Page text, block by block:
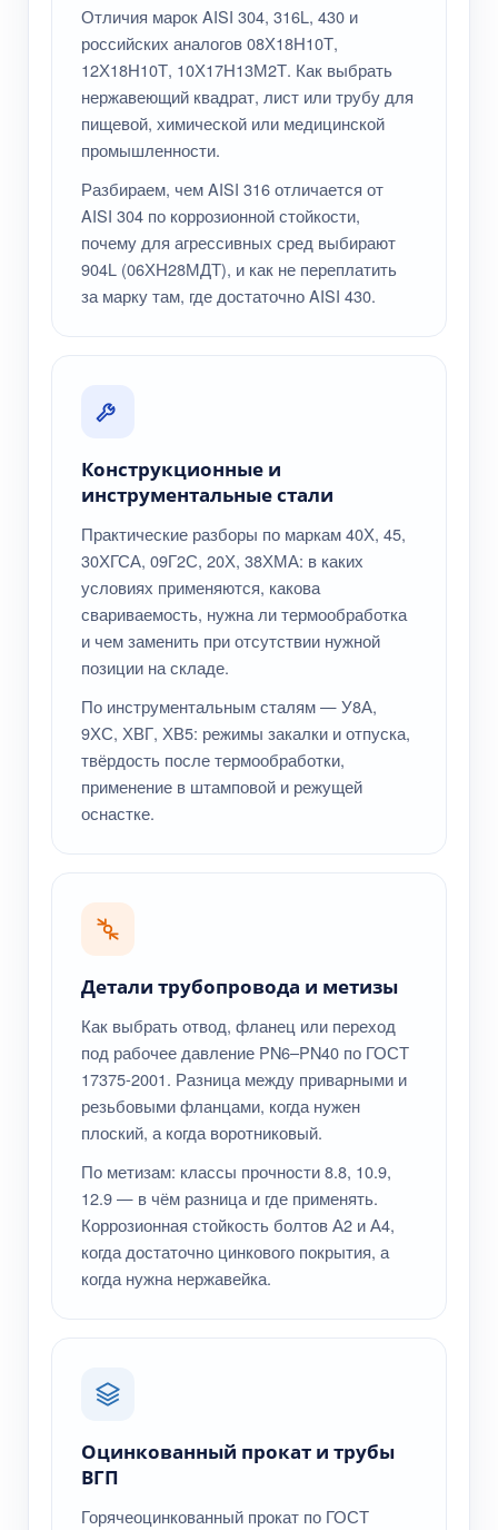
Отличия марок AISI 304, 316L, 430 и
российских аналогов 08Х18Н10Т,
12Х18Н10Т, 10Х17Н13М2Т. Как выбрать
нержавеющий квадрат, лист или трубу для
пищевой, химической или медицинской
промышленности.
Разбираем, чем AISI 316 отличается от
AISI 304 по коррозионной стойкости,
почему для агрессивных сред выбирают
904L (06ХН28МДТ), и как не переплатить
за марку там, где достаточно AISI 430.
Конструкционные и
инструментальные стали
Практические разборы по маркам 40Х, 45,
30ХГСА, 09Г2С, 20Х, 38ХМА: в каких
условиях применяются, какова
свариваемость, нужна ли термообработка
и чем заменить при отсутствии нужной
позиции на складе.
По инструментальным сталям — У8А,
9ХС, ХВГ, ХВ5: режимы закалки и отпуска,
твёрдость после термообработки,
применение в штамповой и режущей
оснастке.
Детали трубопровода и метизы
Как выбрать отвод, фланец или переход
под рабочее давление PN6–PN40 по ГОСТ
17375-2001. Разница между приварными и
резьбовыми фланцами, когда нужен
плоский, а когда воротниковый.
По метизам: классы прочности 8.8, 10.9,
12.9 — в чём разница и где применять.
Коррозионная стойкость болтов А2 и А4,
когда достаточно цинкового покрытия, а
когда нужна нержавейка.
Оцинкованный прокат и трубы
ВГП
Горячеоцинкованный прокат по ГОСТ